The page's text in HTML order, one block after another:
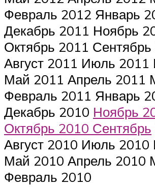
Февраль 2012 Январь
Декабрь 2011 Ноябрь
Октябрь 2011
Август 2011 Июль
Май 2011 Апрель 2011
Февраль 2011 Январь
Декабрь 2010 Ноябрь
Октябрь 2010 Сентябрь
Август 2010 Июль
Май 2010 Апрель 2010
Февраль 2010